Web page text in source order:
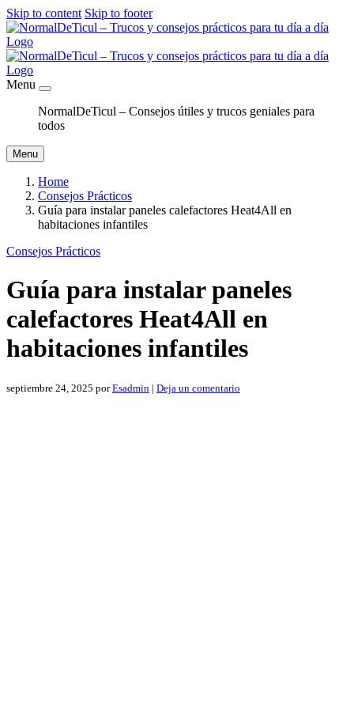
Skip to content Skip to footer
Menu
NormalDeTicul – Consejos útiles y trucos geniales para
todos
Menu
Home
Consejos Prácticos
Guía para instalar paneles calefactores Heat4All en
habitaciones infantiles
Consejos Prácticos
Guía para instalar paneles
calefactores Heat4All en
habitaciones infantiles
septiembre 24, 2025 porEsadmin | Deja un comentario